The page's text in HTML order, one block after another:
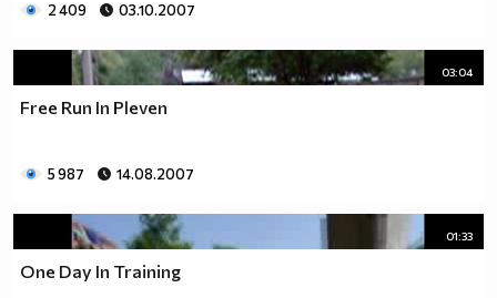
2 409 03.10.2007
03:04
Free Run In Pleven
5 987 14.08.2007
01:33
One Day In Training